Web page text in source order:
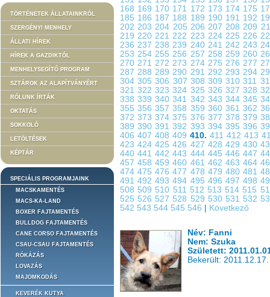
TÖRTÉNETEK ÁLLATAINKRÓL
SZERGÉNYI MENHELY
ÁLLATI HÍREK
HÍREK A GAZDIKTÓL
MENHELYSEGÍTŐ PROGRAM
SZTÁROK AZ ALAPÍTVÁNYÉRT
RÓLUNK ÍRTÁK
OKTATÁS
SOKKOLÓ
LETÖLTÉSEK
KÉPTÁR
SPECIÁLIS PROGRAMJAINK
MACSKAMENTÉS
MACS-KA-LAND
BOXER FAJTAMENTÉS
BULLDOG FAJTAMENTÉS
CANE CORSO FAJTAMENTÉS
CSAU-CSAU FAJTAMENTÉS
RÓKÁZÁS
LOVAZÁS
MAJOMKODÁS
KEVERÉK KUTYA
168 169 170 171 172 173 174 175
185 186 187 188 189 190 191 192
202203204 205 206 207208209
219220221222 223 224 225 226
236237238239 240 241 242 243
253254255256 257 258 259 260
270271272273 274 275 276 277
287288289290 291 292 293 294
304305306 307 308 309310311
321322323324 325 326 327 328
338339340341 342 343 344 345
355356357358 359 360 361 362
372373374375 376 377 378 379
389390391392 393 394 395 396
406 407 408 409 410. 411 412 413
423424425426 427 428 429 430
440441442443 444 445 446 447
457458459460 461 462 463 464
474475476477 478 479 480 481
491492493494 495 496 497 498
508 509 510 511 512 513 514 515
525 526 527 528 529 530 531 532
542 543 544 545 546 Következő
Név: Fanni
Nem: Szuka
Született:
Bekerült: 2011.12.17.